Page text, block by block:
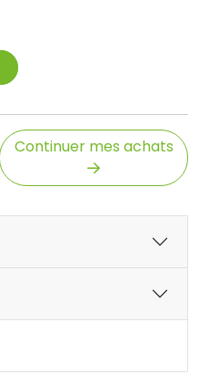
Continuer mes achats